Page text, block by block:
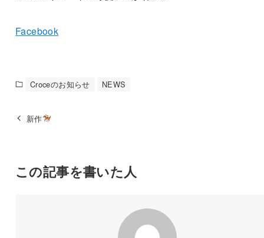
Facebook
Croceのお知らせ NEWS
新作
この記事を書いた人